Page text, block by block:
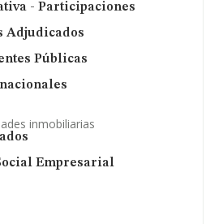
- Participaciones
Adjudicados
Públicas
inmobiliarias
Empresarial